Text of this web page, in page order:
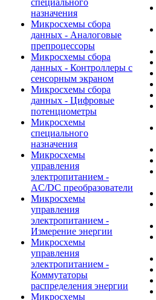
специального
назначения
Микросхемы сбора
данных - Аналоговые
препроцессоры
Микросхемы сбора
данных - Контроллеры с
сенсорным экраном
Микросхемы сбора
данных - Цифровые
потенциометры
Микросхемы
специального
назначения
Микросхемы
управления
электропитанием -
AC/DC преобразователи
Микросхемы
управления
электропитанием -
Измерение энергии
Микросхемы
управления
электропитанием -
Коммутаторы
распределения энергии
Микросхемы